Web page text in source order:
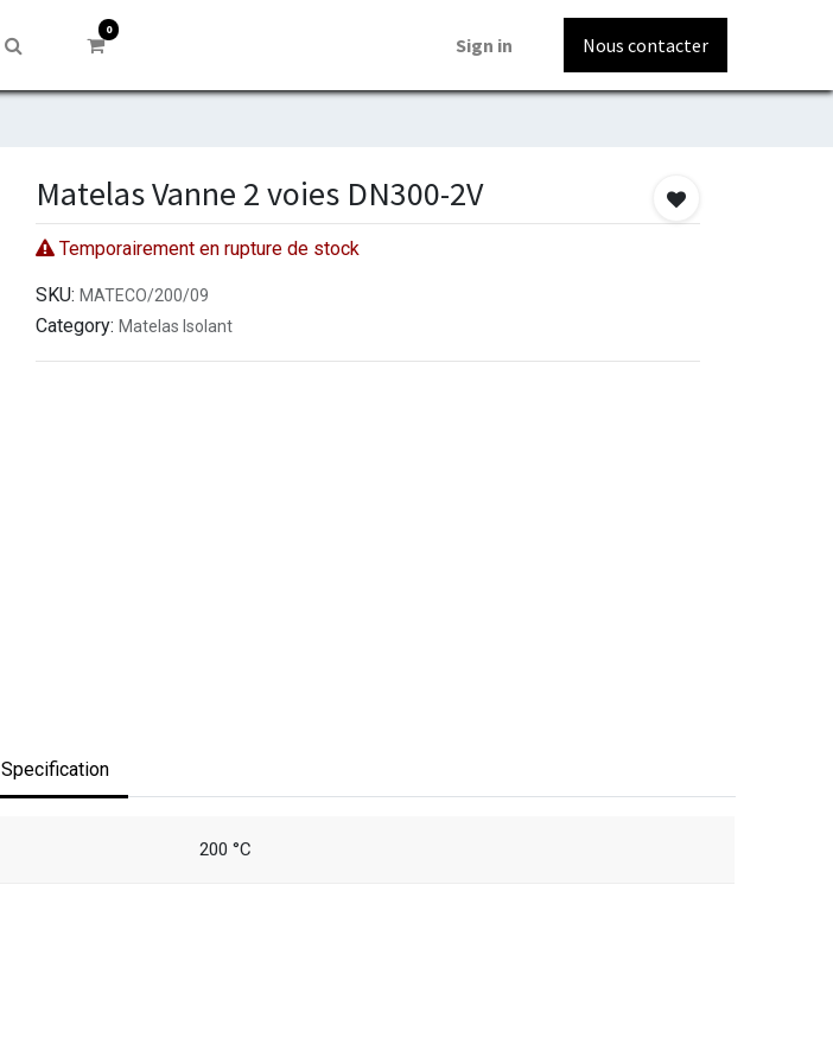
0
Sign in Nous contacter
Matelas Vanne 2 voies DN300-2V
Temporairement en rupture de stock
SKU: MATECO/200/09
Category: Matelas Isolant
Specification
200 °C